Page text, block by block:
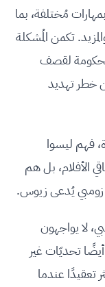
مُختلفة، بما
تكمن المُشكلة
لقصف
خطر تهديد
فهم ليسوا
الأفلام، بل هم
يُدعى زيوس.
لا يواجهون
تحديّات غير
تعقيدًا عندما